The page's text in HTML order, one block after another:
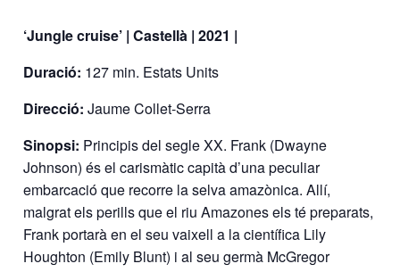
‘Jungle cruise’ | Castellà | 2021 |
Duració: 127 min. Estats Units
Direcció: Jaume Collet-Serra
Sinopsi: Principis del segle XX. Frank (Dwayne
Johnson) és el carismàtic capità d’una peculiar
embarcació que recorre la selva amazònica. Allí,
malgrat els perills que el riu Amazones els té preparats,
Frank portarà en el seu vaixell a la científica Lily
Houghton (Emily Blunt) i al seu germà McGregor